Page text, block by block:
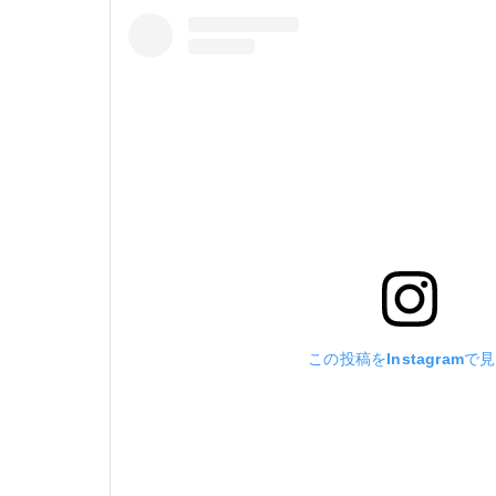
この投稿をInstagramで